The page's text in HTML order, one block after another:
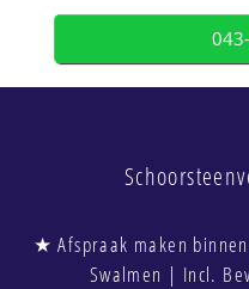
★ Afspraak maken
Swalmen | Incl.